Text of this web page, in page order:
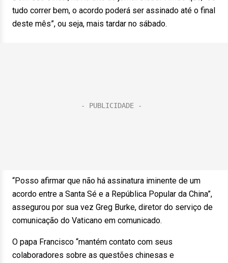
tudo correr bem, o acordo poderá ser assinado até o final
deste mês”, ou seja, mais tardar no sábado.
“Posso afirmar que não há assinatura iminente de um
acordo entre a Santa Sé e a República Popular da China”,
assegurou por sua vez Greg Burke, diretor do serviço de
comunicação do Vaticano em comunicado.
O papa Francisco “mantém contato com seus
colaboradores sobre as questões chinesas e